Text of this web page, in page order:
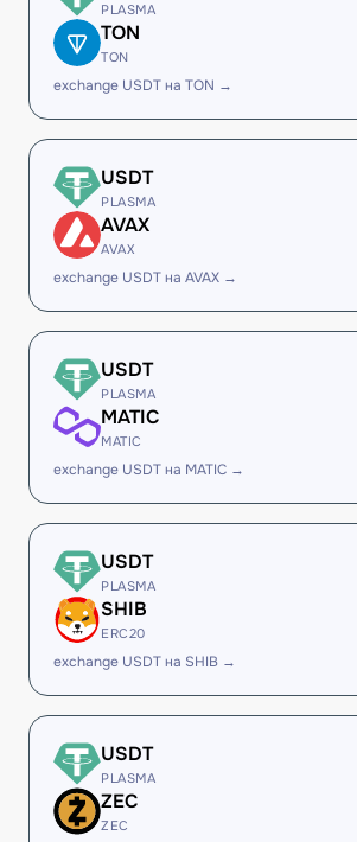
PLASMA
TON
TON
exchange USDT на TON →
USDT
PLASMA
AVAX
AVAX
exchange USDT на AVAX →
USDT
PLASMA
MATIC
MATIC
exchange USDT на MATIC →
USDT
PLASMA
SHIB
ERC20
exchange USDT на SHIB →
USDT
PLASMA
ZEC
ZEC